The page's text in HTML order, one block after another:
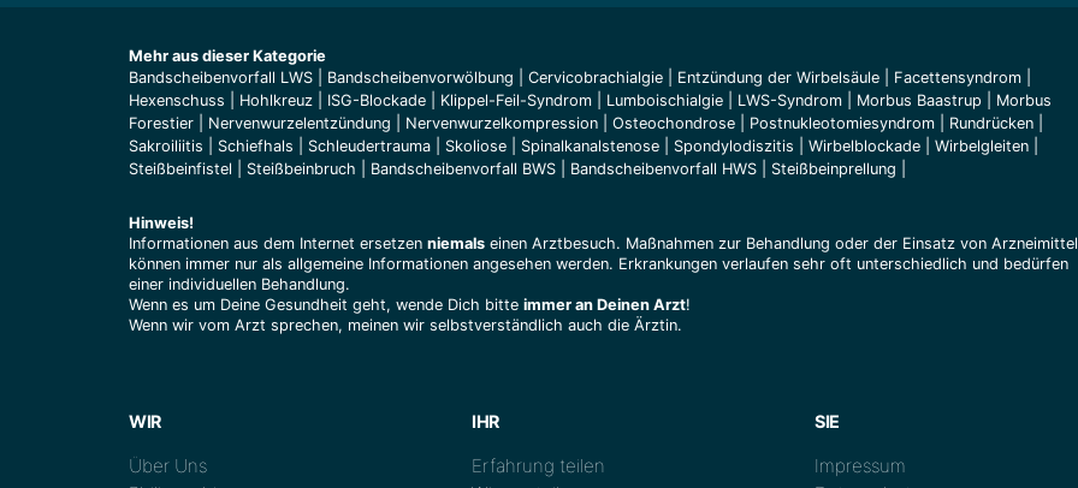
Mehr aus dieser Kategorie
Bandscheibenvorfall LWS
Bandscheiben­vorwölbung Cervicobrachialgie Entzündung der Wirbelsäule Facettensyndrom
Hexenschuss
Hohlkreuz ISG-Blockade Klippel-Feil-Syndrom Lumboischialgie LWS-Syndrom Morbus Baastrup
Morbus
Forestier
Nervenwurzelentzündung Nervenwurzel­kompression Osteochondrose Postnukleotomiesyndrom Rundrücken
Sakroiliitis
Schiefhals Schleudertrauma Skoliose Spinalkanalstenose Spondylodiszitis Wirbelblockade Wirbelgleiten
Steißbeinfistel
Steißbeinbruch Bandscheibenvorfall BWS Bandscheibenvorfall HWS Steißbeinprellung
Hinweis!
Informationen aus dem Internet ersetzen niemals einen Arztbesuch. Maßnahmen zur Behandlung oder der Einsatz von
können immer nur als allgemeine Informationen angesehen werden. Erkrankungen verlaufen sehr oft unterschiedlich und bedürfen
einer individuellen Behandlung.
Wenn es um Deine Gesundheit geht, wende Dich bitte immer an Deinen Arzt!
Wenn wir vom Arzt sprechen, meinen wir selbstverständlich auch die Ärztin.
WIR
Über Uns
IHR
Erfahrung teilen
SIE
Impressum